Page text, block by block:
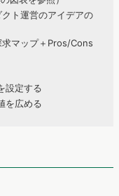
ト運営のアイデアの
求マップ＋Pros/Cons
設定する
を広める